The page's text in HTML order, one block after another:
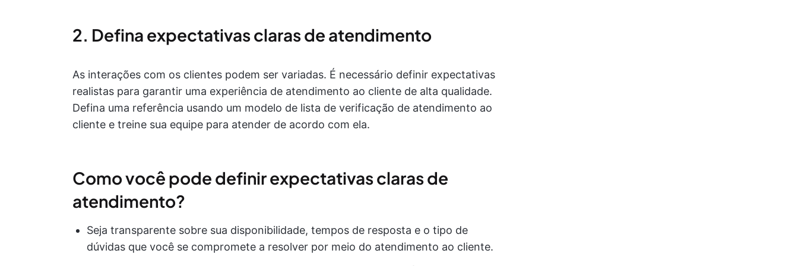
2. Defina expectativas claras de atendimento
As interações com os clientes podem ser variadas. É necessário definir expectativas
realistas para garantir uma experiência de atendimento ao cliente de alta qualidade.
Defina uma referência usando um modelo de lista de verificação de atendimento ao
cliente e treine sua equipe para atender de acordo com ela.
Como você pode definir expectativas claras de
atendimento?
Seja transparente sobre sua disponibilidade, tempos de resposta e o tipo de
dúvidas que você se compromete a resolver por meio do atendimento ao cliente.